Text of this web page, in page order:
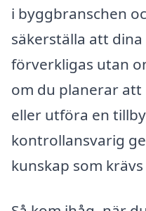
i byggbranschen
säkerställa att
förverkligas utan
om du planerar
eller utföra en
kontrollansvarig
kunskap som